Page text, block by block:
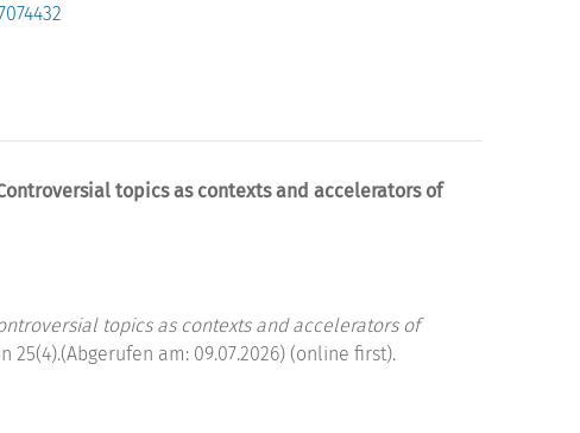
topics as contexts and accelerators of
topics as contexts and accelerators of
25(4).(Abgerufen am: 09.07.2026) (online first).